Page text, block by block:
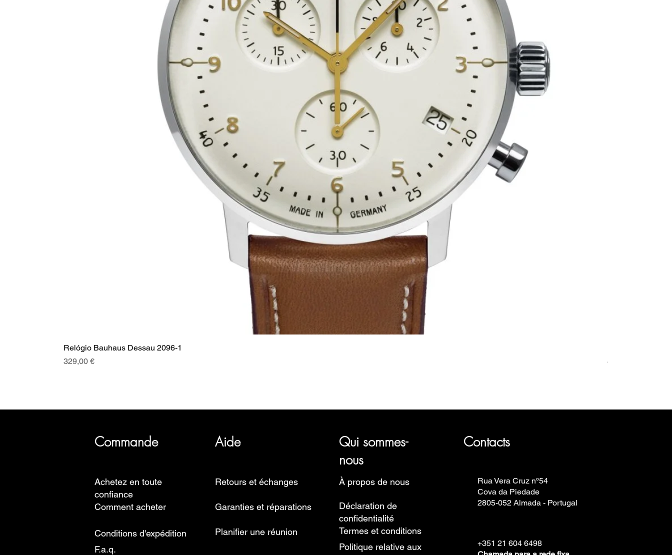
Relógio Bauhaus Dessau 2096-1
Prix
329,00 €
Prix
499,00 €
Commande Aide
Qui sommes-
nous
Contacts
Achetez en toute
confiance
Comment acheter
Conditions d'expédition
Retours et échanges
Garanties et réparations
Planifier une réunion
F.a.q.
À propos de nous
Déclaration de
confidentialité
Termes et conditions
Politique relative aux
Rua Vera Cruz nº54
Cova da Piedade
2805-052 Almada - Portugal
+351 21 604 6498